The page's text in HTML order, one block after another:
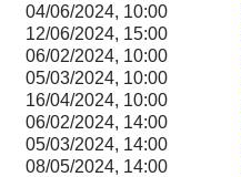
04/06/2024, 10:00
12/06/2024, 15:00
06/02/2024, 10:00
05/03/2024, 10:00
16/04/2024, 10:00
06/02/2024, 14:00
05/03/2024, 14:00
08/05/2024, 14:00